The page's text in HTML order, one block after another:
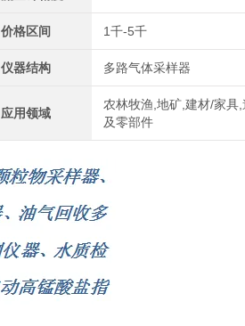
价格区间 1千-5千
仪器结构 多路气体采样器
应用领域
农林牧渔,地矿,建材/家具
及零部件